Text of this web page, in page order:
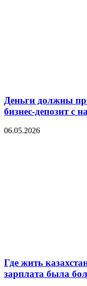
Деньги должны
бизнес-депозит с
06.05.2026
Где жить
зарплата была